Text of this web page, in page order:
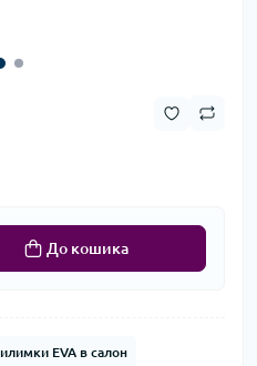
До кошика
EVA в салон